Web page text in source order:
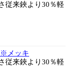
従来鋏より30％軽
メッキ
従来鋏より30％軽